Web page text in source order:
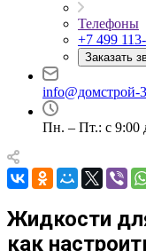
Телефоны
+7 499
Заказать
info@домстрой-
Пн. – Пт.: с 9:00
Жидкости
как